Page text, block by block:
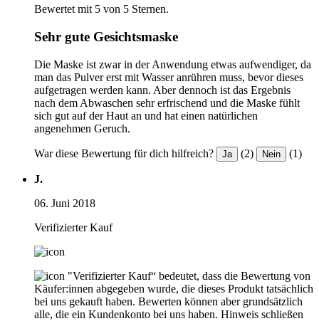
Bewertet mit 5 von 5 Sternen.
Sehr gute Gesichtsmaske
Die Maske ist zwar in der Anwendung etwas aufwendiger, da
man das Pulver erst mit Wasser anrühren muss, bevor dieses
aufgetragen werden kann. Aber dennoch ist das Ergebnis
nach dem Abwaschen sehr erfrischend und die Maske fühlt
sich gut auf der Haut an und hat einen natürlichen
angenehmen Geruch.
War diese Bewertung für dich hilfreich? Ja (2) Nein (1)
J.
06. Juni 2018
Verifizierter Kauf
"Verifizierter Kauf“ bedeutet, dass die Bewertung von
Käufer:innen abgegeben wurde, die dieses Produkt tatsächlich
bei uns gekauft haben. Bewerten können aber grundsätzlich
alle, die ein Kundenkonto bei uns haben. Hinweis schließen